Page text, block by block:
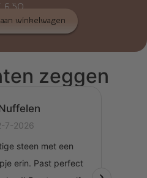
6,50
winkelwagen
zeggen